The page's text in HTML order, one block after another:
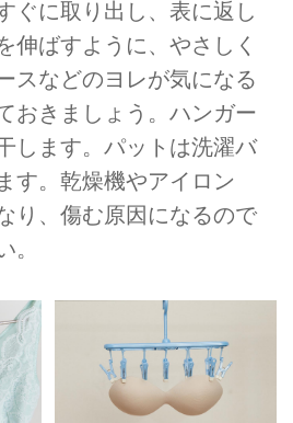
ぐに取り出し、表に返し
伸ばすように、やさしく
スなどのヨレが気になる
おきましょう。ハンガー
します。パットは洗濯バ
す。乾燥機やアイロン
り、傷む原因になるので
。